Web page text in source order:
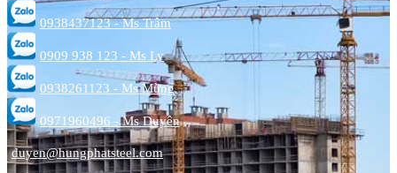
0938437123 - Ms Trâm
0909 938 123 - Ms Ly
0938261123 - Ms Mừng
0971960496 - Ms Duyên
duyen@hungphatsteel.com